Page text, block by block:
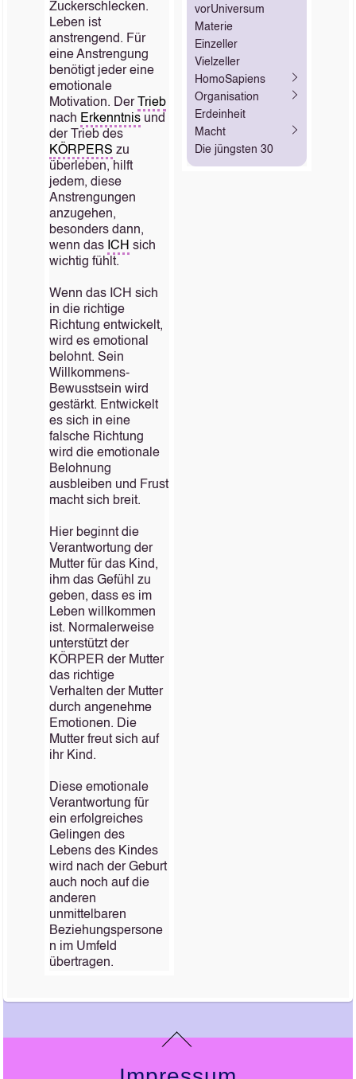
Zuckerschlecken.
Leben ist
anstrengend. Für
eine Anstrengung
benötigt jeder eine
emotionale
Motivation. Der Trieb
nach Erkenntnisund
der Trieb des
KÖRPERS zu
überleben, hilft
jedem, diese
Anstrengungen
anzugehen,
besonders dann,
wenn das ICH sich
wichtig fühlt.
Wenn das ICH sich
in die richtige
Richtung entwickelt,
wird es emotional
belohnt. Sein
Willkommens-
Bewusstsein wird
gestärkt. Entwickelt
es sich in eine
falsche Richtung
wird die emotionale
Belohnung
ausbleiben und Frust
macht sich breit.
Hier beginnt die
Verantwortung der
Mutter für das Kind,
ihm das Gefühl zu
geben, dass es im
Leben willkommen
ist. Normalerweise
unterstützt der
KÖRPER der Mutter
das richtige
Verhalten der Mutter
durch angenehme
Emotionen. Die
Mutter freut sich auf
ihr Kind.
Diese emotionale
Verantwortung für
ein erfolgreiches
Gelingen des
Lebens des Kindes
wird nach der Geburt
auch noch auf die
anderen
unmittelbaren
Beziehungspersone
n im Umfeld
übertragen.
vorUniversum
Materie
Einzeller
Vielzeller
HomoSapiens
Organisation
Erdeinheit
Macht
Die jüngsten 30